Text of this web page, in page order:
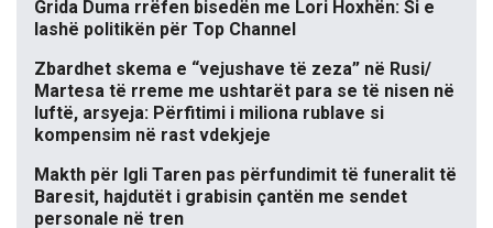
Grida Duma rrëfen bisedën me Lori Hoxhën: Si e
lashë politikën për Top Channel
Zbardhet skema e “vejushave të zeza” në Rusi/
Martesa të rreme me ushtarët para se të nisen në
luftë, arsyeja: Përfitimi i miliona rublave si
kompensim në rast vdekjeje
Makth për Igli Taren pas përfundimit të funeralit të
Baresit, hajdutët i grabisin çantën me sendet
personale në tren